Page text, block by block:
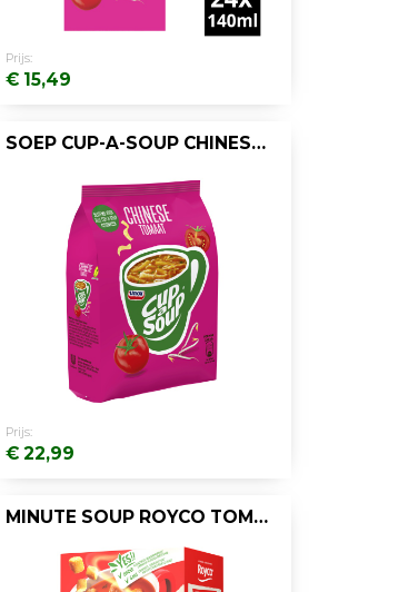
Prijs:
€ 15,49
SOEP CUP-A-SOUP CHINES TOM 40PORT/PK636G
Prijs:
€ 22,99
MINUTE SOUP ROYCO TOMAAT+BAL 200ML/20